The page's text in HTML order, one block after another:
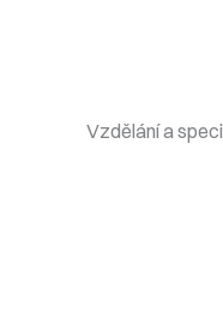
Vzdělání a